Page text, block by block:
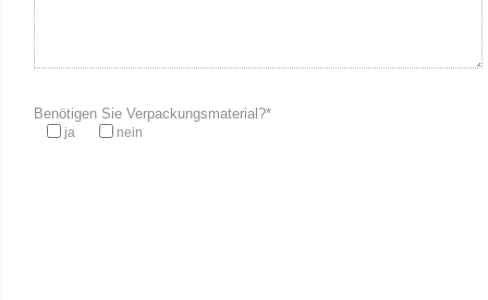
Benötigen Sie Verpackungsmaterial?*
ja nein